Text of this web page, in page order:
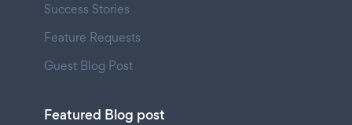
Success Stories
Feature Requests
Guest Blog Post
Featured Blog post